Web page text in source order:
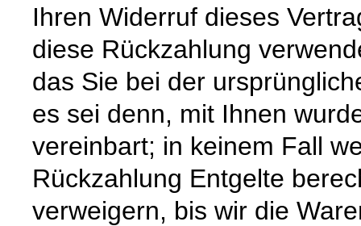
Ihren Widerruf dieses
diese Rückzahlung
das Sie bei der
es sei denn, mit Ihnen
vereinbart; in keinem Fall
Rückzahlung Entgelte
verweigern, bis wir die